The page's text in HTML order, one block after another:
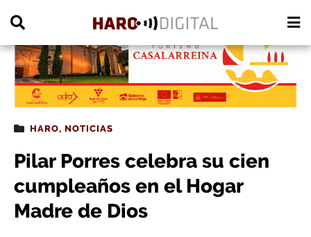
HARO, NOTICIAS
Pilar Porres celebra su cien
cumpleaños en el Hogar
Madre de Dios